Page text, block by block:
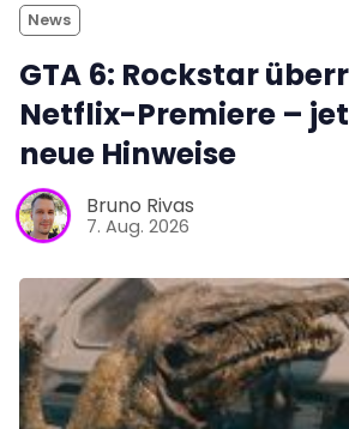
News
GTA 6: Rockstar
Netflix-Premiere –
neue Hinweise
Bruno Rivas
7. Aug. 2026